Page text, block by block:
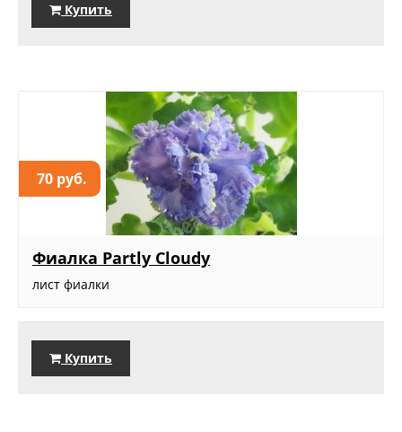
Купить
70 руб.
Фиалка Partly Cloudy
лист фиалки
Купить